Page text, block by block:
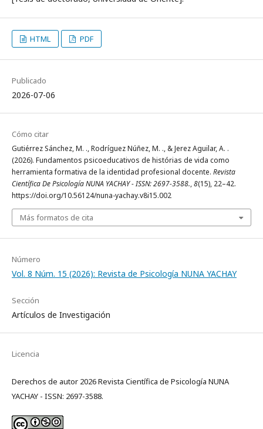
HTML PDF
Publicado
2026-07-06
Cómo citar
Gutiérrez Sánchez, M. ., Rodríguez Núñez, M. ., & Jerez Aguilar, A. .
(2026). Fundamentos psicoeducativos de histórias de vida como
herramienta formativa de la identidad profesional docente. Revista
Científica De Psicología NUNA YACHAY - ISSN: 2697-3588.,8(15), 22–42.
https://doi.org/10.56124/nuna-yachay.v8i15.002
Más formatos de cita
Número
Vol. 8 Núm. 15 (2026): Revista de Psicología NUNA YACHAY
Sección
Artículos de Investigación
Licencia
Derechos de autor 2026 Revista Científica de Psicología NUNA
YACHAY - ISSN: 2697-3588.